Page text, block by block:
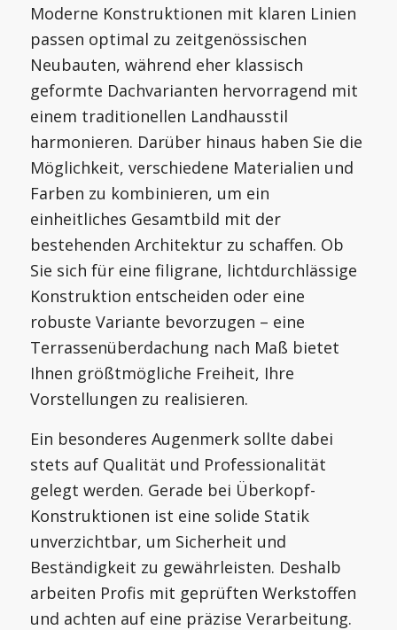
Moderne Konstruktionen mit klaren Linien
passen optimal zu zeitgenössischen
Neubauten, während eher klassisch
geformte Dachvarianten hervorragend mit
einem traditionellen Landhausstil
harmonieren. Darüber hinaus haben Sie die
Möglichkeit, verschiedene Materialien und
Farben zu kombinieren, um ein
einheitliches Gesamtbild mit der
bestehenden Architektur zu schaffen. Ob
Sie sich für eine filigrane, lichtdurchlässige
Konstruktion entscheiden oder eine
robuste Variante bevorzugen – eine
Terrassenüberdachung nach Maß bietet
Ihnen größtmögliche Freiheit, Ihre
Vorstellungen zu realisieren.
Ein besonderes Augenmerk sollte dabei
stets auf Qualität und Professionalität
gelegt werden. Gerade bei Überkopf-
Konstruktionen ist eine solide Statik
unverzichtbar, um Sicherheit und
Beständigkeit zu gewährleisten. Deshalb
arbeiten Profis mit geprüften Werkstoffen
und achten auf eine präzise Verarbeitung.